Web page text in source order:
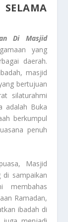
Di Masjid
yang
daerah.
masjid
bertujuan
silaturahmi
adalah Buka
berkumpul
penuh
Masjid
di sampaikan
membahas
Ramadan,
ibadah di